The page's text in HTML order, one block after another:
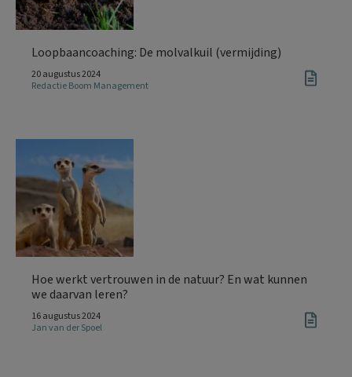
Loopbaancoaching: De molvalkuil (vermijding)
20 augustus 2024
Redactie Boom Management
Hoe werkt vertrouwen in de natuur? En wat kunnen
we daarvan leren?
16 augustus 2024
Jan van der Spoel